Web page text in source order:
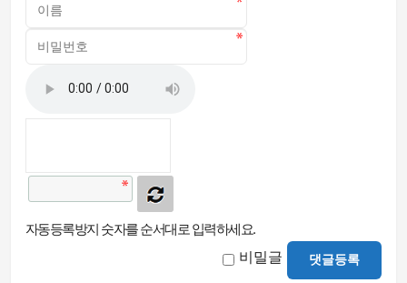
자동등록방지 숫자를 순서대로 입력하세요.
비밀글 댓글등록